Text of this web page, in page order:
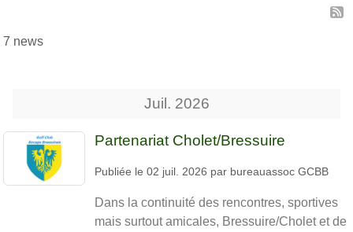
7 news
Juil. 2026
Partenariat Cholet/Bressuire
Publiée le 02 juil. 2026 par bureauassoc GCBB
Dans la continuité des rencontres, sportives
mais surtout amicales, Bressuire/Cholet et de